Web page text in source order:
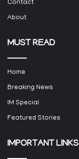
Contact
About
MUST READ
Home
Breaking News
IM Special
Featured Stories
IMPORTANT LINKS